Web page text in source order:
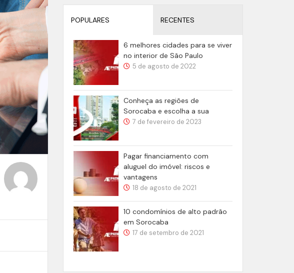
POPULARES RECENTES
6 melhores cidades para se viver
no interior de São Paulo
5 de agosto de 2022
Conheça as regiões de
Sorocaba e escolha a sua
7 de fevereiro de 2023
Pagar financiamento com
aluguel do imóvel: riscos e
vantagens
18 de agosto de 2021
10 condomínios de alto padrão
em Sorocaba
17 de setembro de 2021